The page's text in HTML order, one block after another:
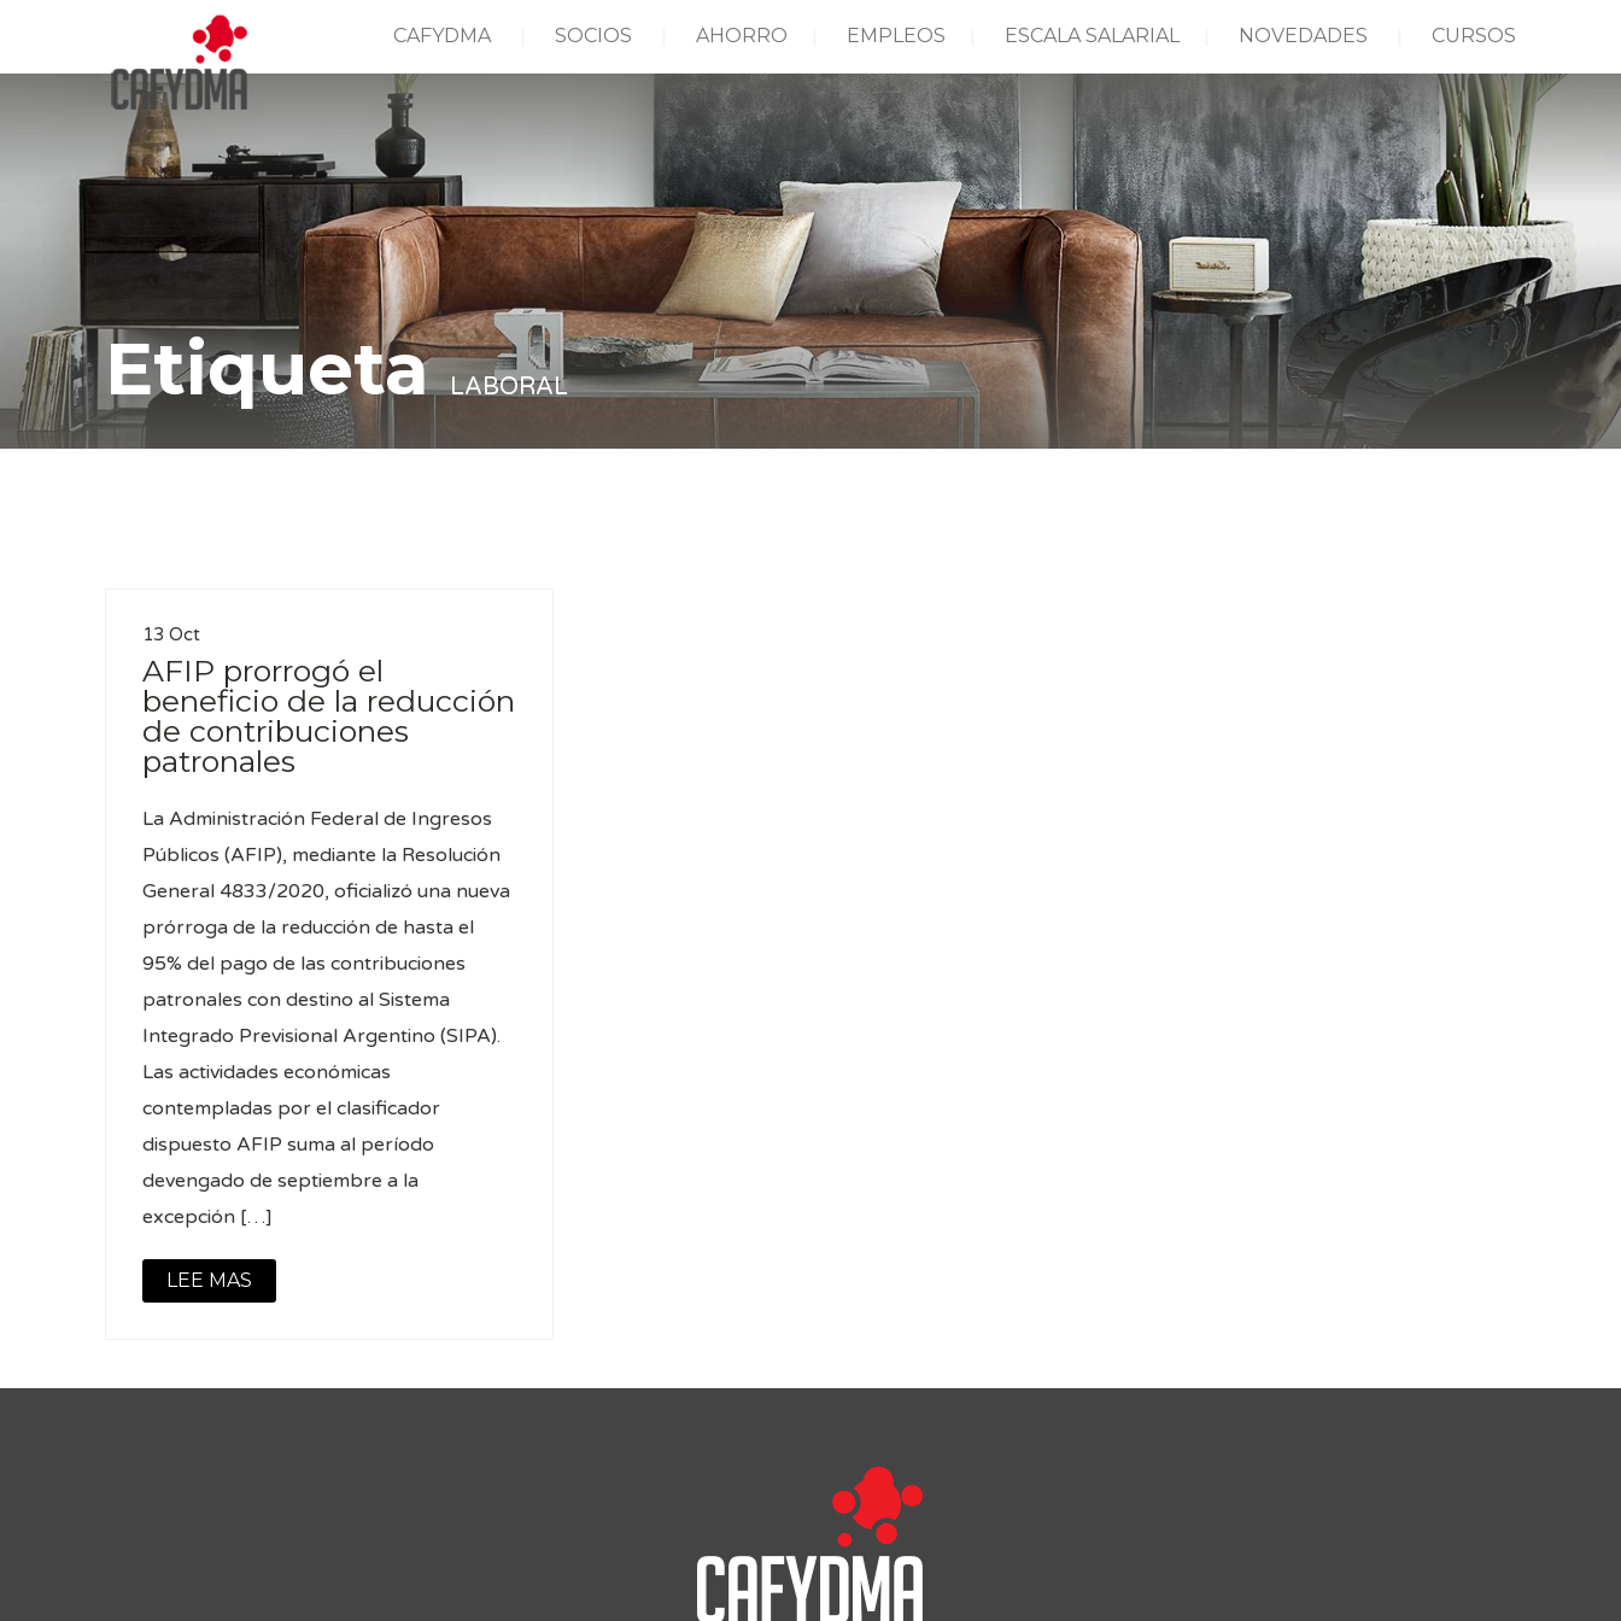
CAFYDMA SOCIOS AHORRO EMPLEOS ESCALA SALARIAL NOVEDADES CURSOS
EtiquetaLABORAL
13 Oct
AFIP prorrogó el
beneficio de la reducción
de contribuciones
patronales
La Administración Federal de Ingresos
Públicos (AFIP), mediante la Resolución
General 4833/2020, oficializó una nueva
prórroga de la reducción de hasta el
95% del pago de las contribuciones
patronales con destino al Sistema
Integrado Previsional Argentino (SIPA).
Las actividades económicas
contempladas por el clasificador
dispuesto AFIP suma al período
devengado de septiembre a la
excepción […]
LEE MAS